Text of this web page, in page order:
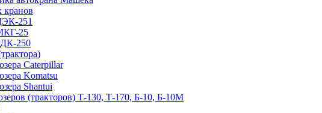
кранов
251
25
250
Caterpillar
Komatsu
Shantui
(тракторов) Т-130, Т-170, Б-10, Б-10М